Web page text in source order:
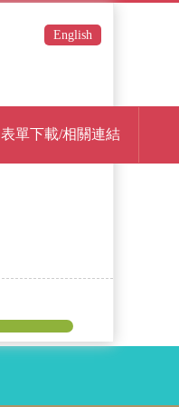
English
表單下載/相關連結